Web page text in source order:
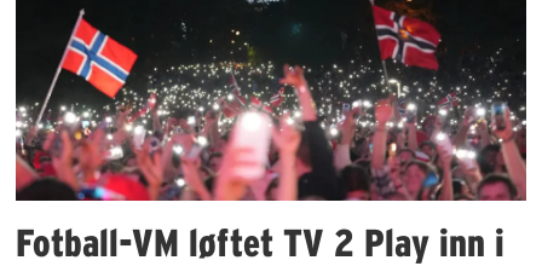
Fotball-VM løftet TV 2 Play inn i